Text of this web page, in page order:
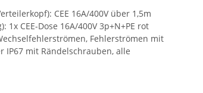
CEE 16A/400V über 1,5m
1x CEE-Dose 16A/400V 3p+N+PE rot
Fehlerströmen mit
mit Rändelschrauben, alle